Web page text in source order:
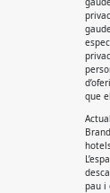
que
pau i